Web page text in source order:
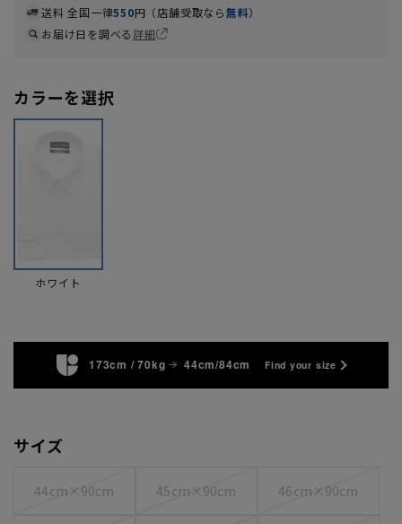
送料 全国一律550円（店舗受取なら無料）
お届け日を調べる詳細
カラーを選択
ホワイト
173cm / 70kg 44cm/84cm Find your size
サイズ
44cm×90cm 45cm×90cm 46cm×90cm